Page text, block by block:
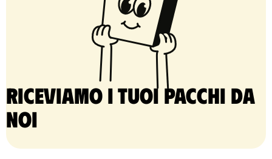
Riceviamo i tuoi pacchi da
noi